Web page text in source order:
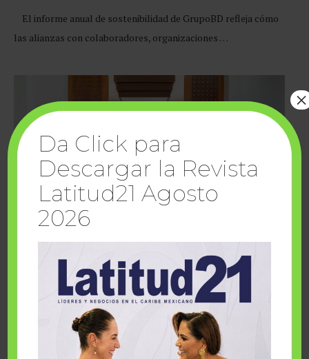
El informe anual de sostenibilidad de GrupoBD refleja cómo
las alianzas con colaboradores, organizaciones …
Cuando la solidaridad inspira; cumplen
sueños Fairmont Mayakoba y Make-A-Wish
Da Click para
Descargar la Revista
Latitud21 Agosto
2026
×